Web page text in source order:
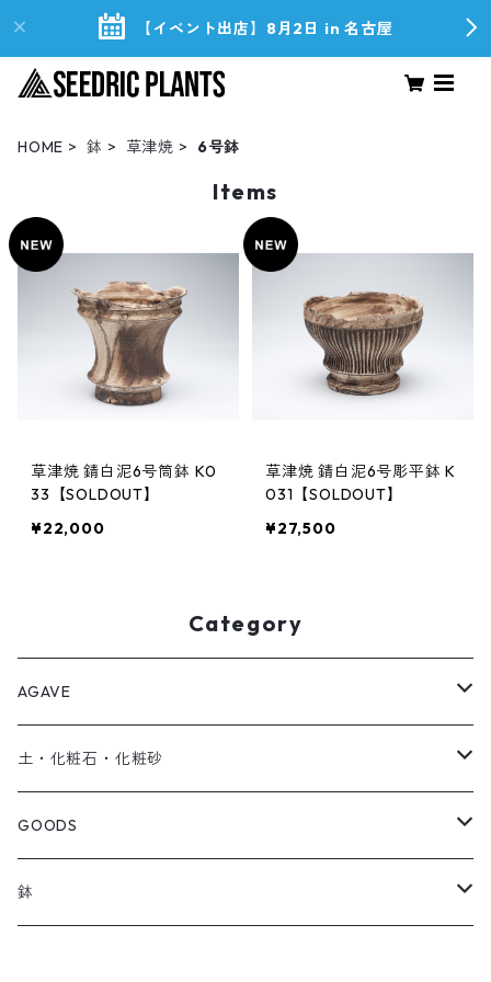
【イベント出店】8月2日 in 名古屋
HOME 鉢 草津焼 6号鉢
Items
草津焼 錆白泥6号筒鉢 K0
33【SOLDOUT】
¥22,000
草津焼 錆白泥6号彫平鉢 K
031【SOLDOUT】
¥27,500
Category
AGAVE
SEEDRIC Signature
SEEDRIC Heritage
SEEDRIC Scion
土・化粧石・化粧砂
アガベ用の土
化粧石・化粧砂
GOODS
ソイルスティック
鉢